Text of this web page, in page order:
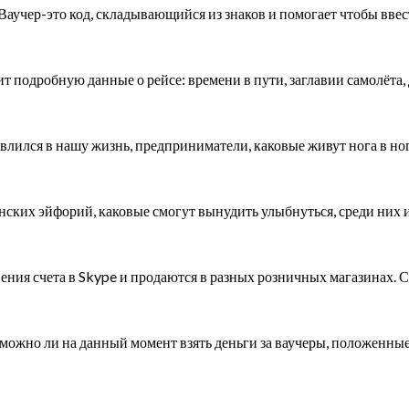
это код, складывающийся из знаков и помогает чтобы
данные о рейсе: времени в пути, заглавии самолёта,
в нашу жизнь, предприниматели, каковые живут нога в
эйфорий, каковые смогут вынудить улыбнуться, среди них
счета в Skype и продаются в разных розничных
на данный момент взять деньги за ваучеры,